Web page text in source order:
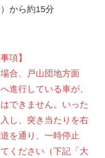
から約15分
項】
合、戸山団地方面
進行している車が、
できません。いった
し、突き当たりを右
を通り、一時停止
ください（下記「大